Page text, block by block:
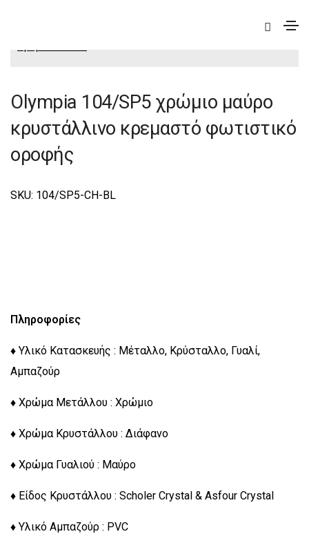
Olympia 104/SP5 χρώμιο μαύρο
κρυστάλλινο κρεμαστό φωτιστικό
οροφής
SKU: 104/SP5-CH-BL
Πληροφορίες
♦ Υλικό Κατασκευής : Μέταλλο, Κρύσταλλο, Γυαλί,
Αμπαζούρ
♦ Χρώμα Μετάλλου : Χρώμιο
♦ Χρώμα Κρυστάλλου : Διάφανο
♦ Χρώμα Γυαλιού : Μαύρο
♦ Είδος Κρυστάλλου : Scholer Crystal & Asfour Crystal
♦ Υλικό Αμπαζούρ : PVC